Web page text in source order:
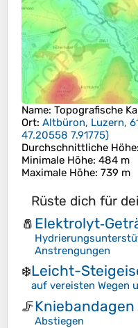
Name: Topografische
Ort: Altbüron, Luzern,
47.20558 7.91775)
Durchschnittliche Höhe
Minimale Höhe: 484 m
Maximale Höhe: 739 m
Rüste dich für
🧂
Anstrengungen
❄️Leicht-
auf vereisten Wegen
🦵Kniebandagen
Abstiegen